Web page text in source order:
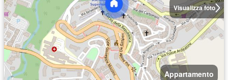
Visualizza foto
Appartamento